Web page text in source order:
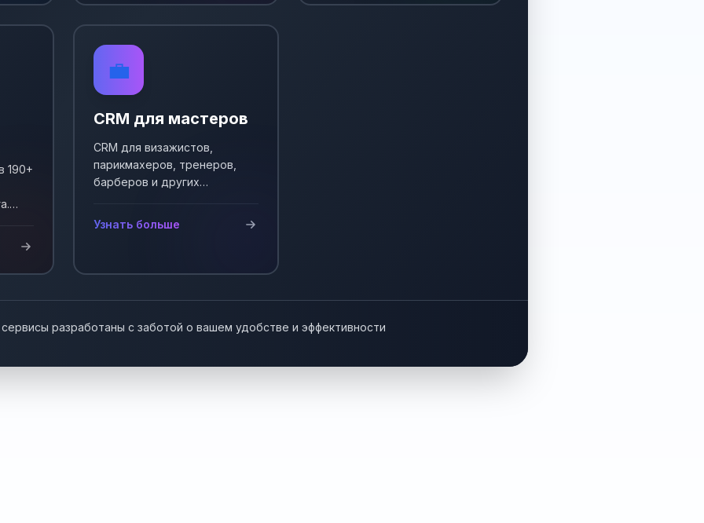
190+
💼
CRM для мастеров
CRM для визажистов,
парикмахеров, тренеров,
барберов и других
Узнать больше
сервисы разработаны с заботой о вашем удобстве и эффективности